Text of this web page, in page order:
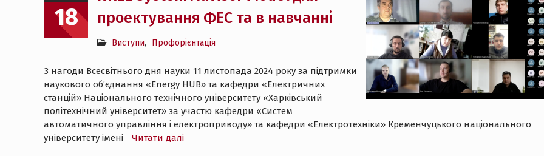
18
проектування ФЕС та в навчанні
Виступи, Профорієнтація
З нагоди Всесвітнього дня науки 11 листопада 2024 року за підтримки
наукового об’єднання «Energy HUB» та кафедри «Електричних
станцій» Національного технічного університету «Харківський
політехнічний університет» за участю кафедри «Систем
автоматичного управління і електроприводу» та кафедри «Електротехніки» Кременчуцького національного
університету імені
Читати далі